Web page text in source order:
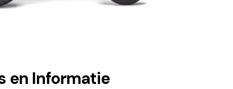
en Informatie